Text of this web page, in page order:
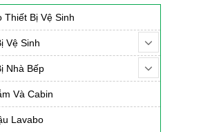
Thiết Bị Vệ Sinh
Vệ Sinh
Nhà Bếp
Và Cabin
Lavabo